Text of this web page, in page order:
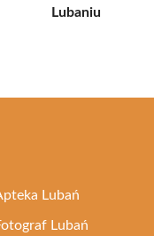
Lubaniu
Lubań
Lubań